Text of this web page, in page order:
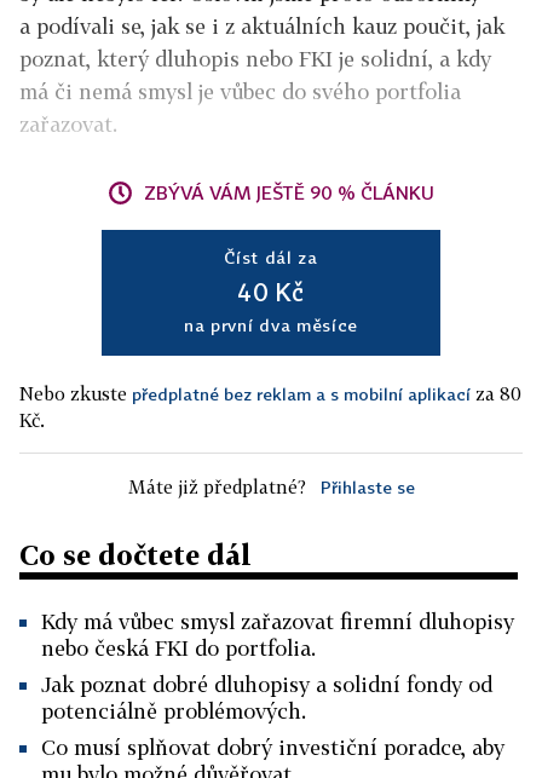
a podívali se, jak se i z aktuálních kauz poučit, jak
poznat, který dluhopis nebo FKI je solidní, a kdy
má či nemá smysl je vůbec do svého portfolia
zařazovat.
ZBÝVÁ VÁM JEŠTĚ 90 % ČLÁNKU
Číst dál za
40 Kč
na první dva měsíce
Nebo zkuste předplatné bez reklam a s mobilní aplikací za 80
Kč.
Máte již předplatné? Přihlaste se
Co se dočtete dál
Kdy má vůbec smysl zařazovat firemní dluhopisy
nebo česká FKI do portfolia.
Jak poznat dobré dluhopisy a solidní fondy od
potenciálně problémových.
Co musí splňovat dobrý investiční poradce, aby